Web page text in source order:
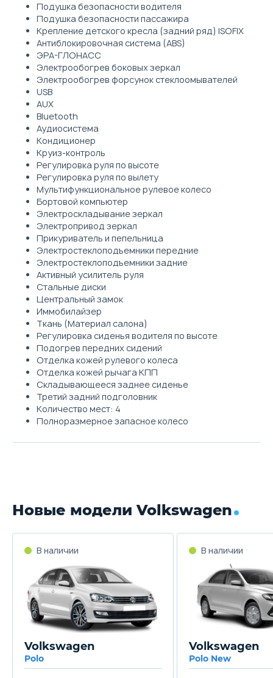
Подушка безопасности водителя
Подушка безопасности пассажира
Крепление детского кресла (задний ряд) ISOFIX
Антиблокировочная система (ABS)
ЭРА-ГЛОНАСС
Электрообогрев боковых зеркал
Электрообогрев форсунок стеклоомывателей
USB
AUX
Bluetooth
Аудиосистема
Кондиционер
Круиз-контроль
Регулировка руля по высоте
Регулировка руля по вылету
Мультифункциональное рулевое колесо
Бортовой компьютер
Электроскладывание зеркал
Электропривод зеркал
Прикуриватель и пепельница
Электростеклоподъемники передние
Электростеклоподъемники задние
Активный усилитель руля
Стальные диски
Центральный замок
Иммобилайзер
Ткань (Материал салона)
Регулировка сиденья водителя по высоте
Подогрев передних сидений
Отделка кожей рулевого колеса
Отделка кожей рычага КПП
Складывающееся заднее сиденье
Третий задний подголовник
Количество мест: 4
Полноразмерное запасное колесо
Новые модели Volkswagen
Volkswagen
Polo
Volkswagen
Polo New